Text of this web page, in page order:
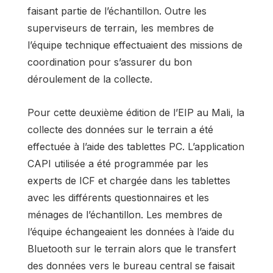
faisant partie de l’échantillon. Outre les
superviseurs de terrain, les membres de
l’équipe technique effectuaient des missions de
coordination pour s’assurer du bon
déroulement de la collecte.
Pour cette deuxième édition de l’EIP au Mali, la
collecte des données sur le terrain a été
effectuée à l’aide des tablettes PC. L’application
CAPI utilisée a été programmée par les
experts de ICF et chargée dans les tablettes
avec les différents questionnaires et les
ménages de l’échantillon. Les membres de
l’équipe échangeaient les données à l’aide du
Bluetooth sur le terrain alors que le transfert
des données vers le bureau central se faisait